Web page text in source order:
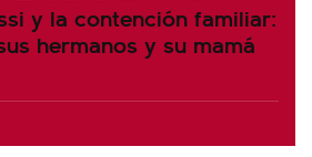
y la contención familiar:
hermanos y su mamá